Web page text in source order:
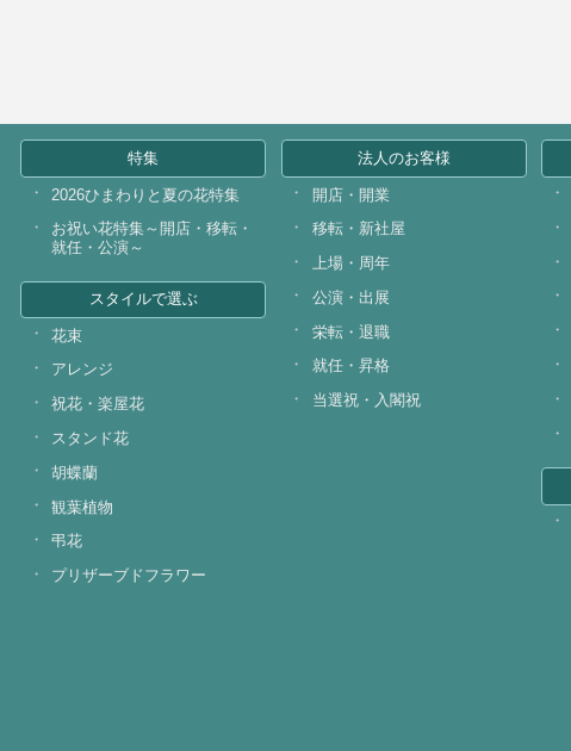
特集
2026ひまわりと夏の花特集
お祝い花特集～開店・移転・
就任・公演～
スタイルで選ぶ
花束
アレンジ
祝花・楽屋花
スタンド花
胡蝶蘭
観葉植物
弔花
プリザーブドフラワー
法人のお客様
開店・開業
移転・新社屋
上場・周年
公演・出展
栄転・退職
就任・昇格
当選祝・入閣祝